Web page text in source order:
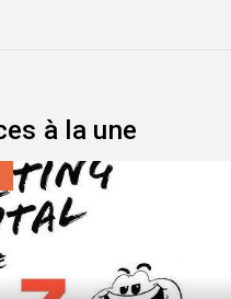
à la une